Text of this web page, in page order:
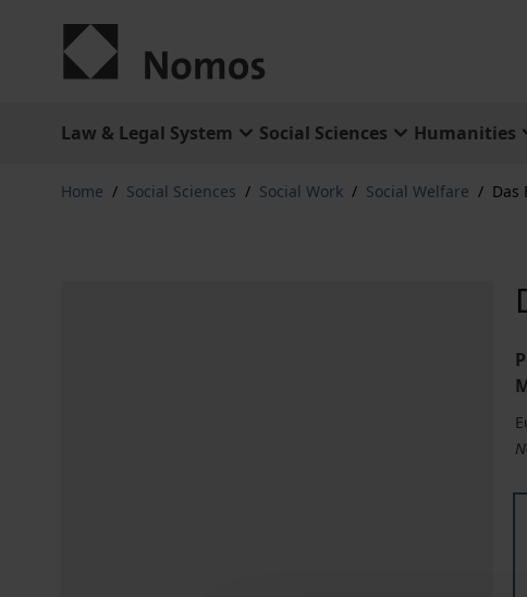
Law & Legal System Social Sciences Humanities
Home / Social Sciences / Social Work / Social Welfare / Das